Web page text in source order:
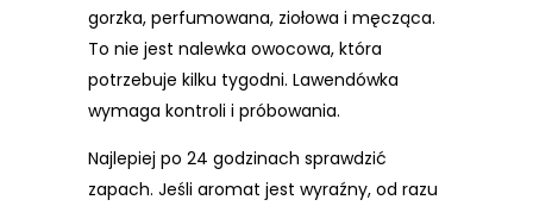
gorzka, perfumowana, ziołowa i męcząca.
To nie jest nalewka owocowa, która
potrzebuje kilku tygodni. Lawendówka
wymaga kontroli i próbowania.
Najlepiej po 24 godzinach sprawdzić
zapach. Jeśli aromat jest wyraźny, od razu